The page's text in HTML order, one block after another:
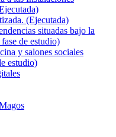
(Ejecutada)
situadas bajo la
de estudio)
y salones sociales
estudio)